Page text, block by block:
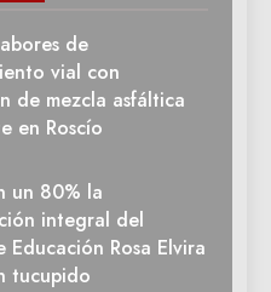
de
vial con
de mezcla asfáltica
en Roscío
un 80% la
integral del
Educación Rosa Elvira
tucupido